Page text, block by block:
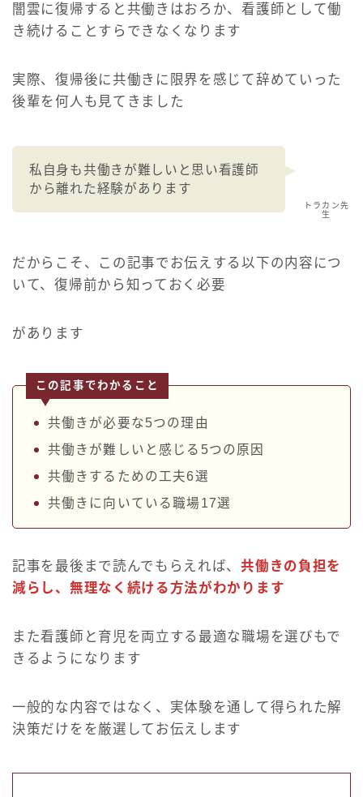
闇雲に復帰すると共働きはおろか、看護師として働
き続けることすらできなくなります
実際、復帰後に共働きに限界を感じて辞めていった
後輩を何人も見てきました
トラカン先
生
私自身も共働きが難しいと思い看護師
から離れた経験があります
だからこそ、この記事でお伝えする以下の内容につ
いて、復帰前から知っておく必要
があります
この記事でわかること
共働きが必要な5つの理由
共働きが難しいと感じる5つの原因
共働きするための工夫6選
共働きに向いている職場17選
記事を最後まで読んでもらえれば、共働きの負担を
減らし、無理なく続ける方法がわかります
また看護師と育児を両立する最適な職場を選びもで
きるようになります
一般的な内容ではなく、実体験を通して得られた解
決策だけをを厳選してお伝えします